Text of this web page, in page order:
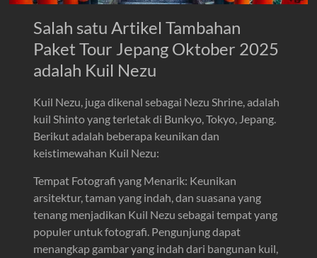
Salah satu Artikel Tambahan
Paket Tour Jepang Oktober 2025
adalah Kuil Nezu
Kuil Nezu, juga dikenal sebagai Nezu Shrine, adalah
kuil Shinto yang terletak di Bunkyo, Tokyo, Jepang.
Berikut adalah beberapa keunikan dan
keistimewahan Kuil Nezu:
Tempat Fotografi yang Menarik: Keunikan
arsitektur, taman yang indah, dan suasana yang
tenang menjadikan Kuil Nezu sebagai tempat yang
populer untuk fotografi. Pengunjung dapat
menangkap gambar yang indah dari bangunan kuil,